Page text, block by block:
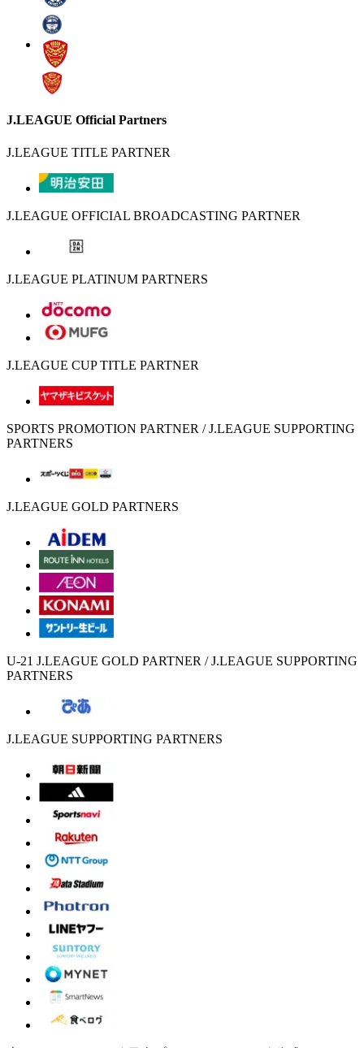
J.LEAGUE Official Partners
J.LEAGUE TITLE PARTNER
J.LEAGUE OFFICIAL BROADCASTING PARTNER
J.LEAGUE PLATINUM PARTNERS
J.LEAGUE CUP TITLE PARTNER
SPORTS PROMOTION PARTNER / J.LEAGUE SUPPORTING
PARTNERS
J.LEAGUE GOLD PARTNERS
U-21 J.LEAGUE GOLD PARTNER / J.LEAGUE SUPPORTING
PARTNERS
J.LEAGUE SUPPORTING PARTNERS